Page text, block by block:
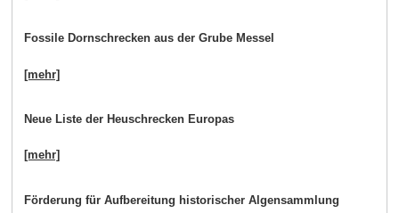
Fossile Dornschrecken aus der Grube Messel
[mehr]
Neue Liste der Heuschrecken Europas
[mehr]
Förderung für Aufbereitung historischer Algensammlung